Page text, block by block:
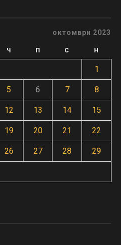
октомври 2023
Ч П С Н
1
5 6 7 8
12 13 14 15
19 20 21 22
26 27 28 29